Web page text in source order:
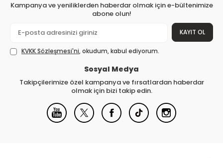
Kampanya ve yeniliklerden haberdar olmak için e-bültenimize
abone olun!
KAYIT OL
KVKK Sözleşmesi'ni, okudum, kabul ediyorum.
Sosyal Medya
Takipçilerimize özel kampanya ve fırsatlardan haberdar
olmak için bizi takip edin.